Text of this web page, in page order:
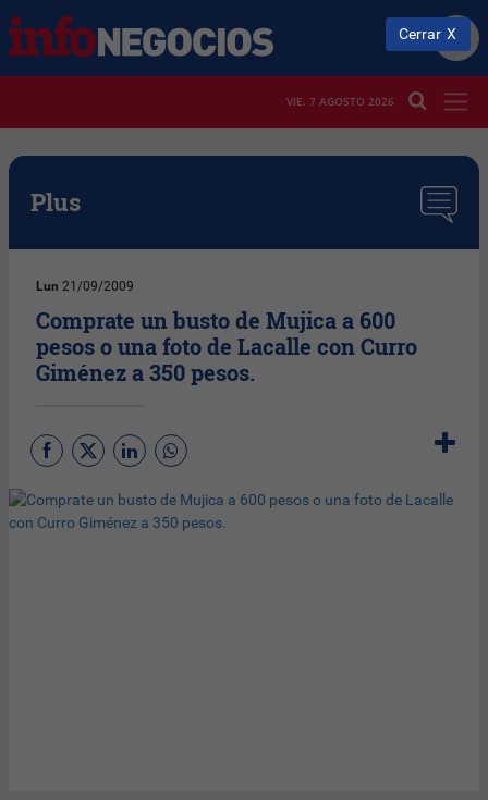
VIE. 7 AGOSTO 2026
Plus
Lun 21/09/2009
Comprate un busto de Mujica a 600
pesos o una foto de Lacalle con Curro
Giménez a 350 pesos.
Cerrar